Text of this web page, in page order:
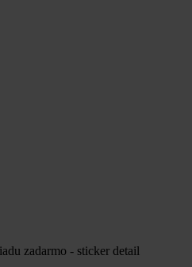
zadarmo - sticker detail